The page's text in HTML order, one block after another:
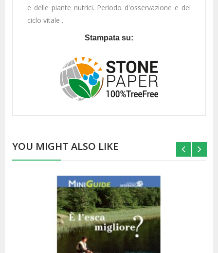
e delle piante nutrici. Periodo d'osservazione e del
ciclo vitale .
Stampata su:
YOU MIGHT ALSO LIKE